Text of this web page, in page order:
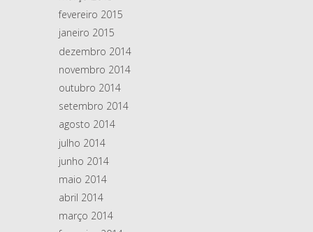
fevereiro 2015
janeiro 2015
dezembro 2014
novembro 2014
outubro 2014
setembro 2014
agosto 2014
julho 2014
junho 2014
maio 2014
abril 2014
março 2014